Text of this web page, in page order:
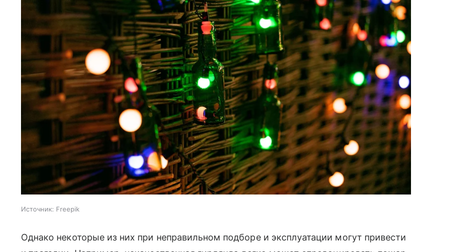
Источник: Freepik
Однако некоторые из них при неправильном подборе и эксплуатации могут привести